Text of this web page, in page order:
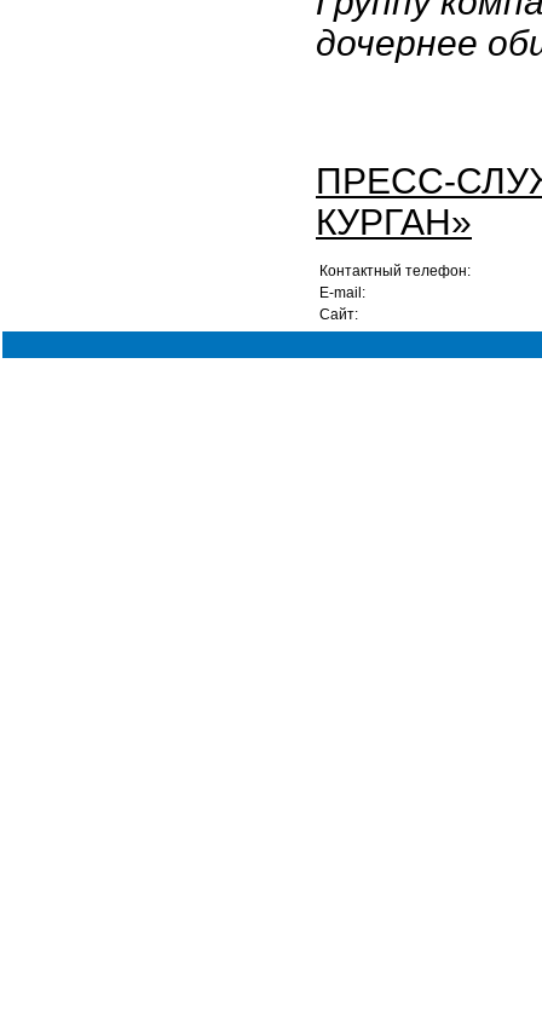
дочернее
ПРЕСС-
КУРГАН»
Контактный телефон:
Е-mail:
Сайт: